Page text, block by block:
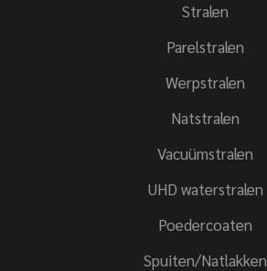
Stralen
Parelstralen
Werpstralen
Natstralen
Vacuümstralen
UHD waterstralen
Poedercoaten
Spuiten/Natlakken